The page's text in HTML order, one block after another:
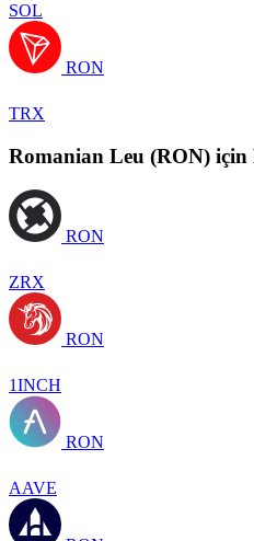
SOL
RON
TRX
Romanian Leu (RON)
RON
ZRX
RON
1INCH
RON
AAVE